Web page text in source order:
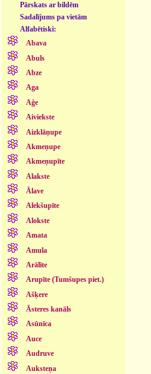
Pārskats ar bildēm
Sadalījums pa vietām
Alfabētiski:
Abava
Abuls
Abze
Aga
Aģe
Aiviekste
Aizklāņupe
Akmeņupe
Akmeņupīte
Alakste
Ālave
Alekšupīte
Alokste
Amata
Amula
Arālīte
Arupīte (Tumšupes piet.)
Ašķere
Āsteres kanāls
Asūnīca
Auce
Audruve
Auksteņa